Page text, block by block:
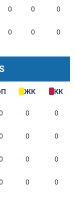
0 0 0
0 0 0
ЖК КК
0 0
0 0
0 0
0 0